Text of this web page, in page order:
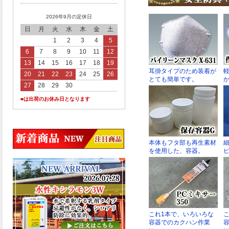
2026年9月の定休日
日 月 火 水 木 金
土
1
2 3 4
5
6
7 8 9 10 11
12
13
14 15 16 17 18
19
20
21 22 23 24 25
26
27
28 29 30
■は出荷のお休み日となります